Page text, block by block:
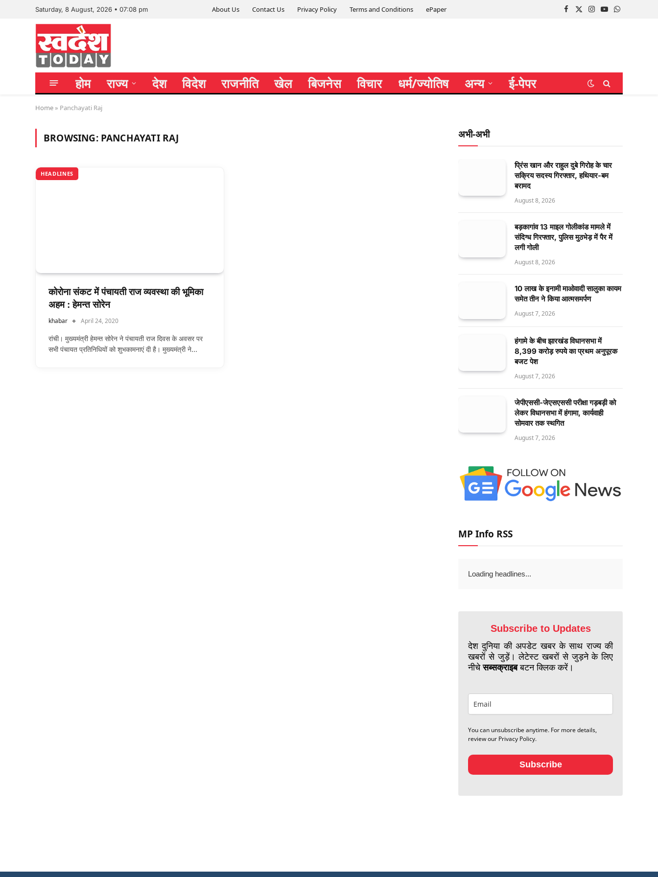
Saturday, 8 August, 2026 • 07:08 pm About Us Contact Us Privacy Policy Terms and Conditions ePaper
Facebook
X
Instagram
YouTubeWhatsApp
होम राज्य देश विदेश राजनीति खेल बिजनेस विचार धर्म/ज्योतिष अन्य ई-पेपर
Home » Panchayati Raj
BROWSING: PANCHAYATI RAJ
HEADLINES
कोरोना संकट में पंचायती राज व्यवस्था की भूमिका
अहम : हेमन्त सोरेन
khabar April 24, 2020
रांची। मुख्यमंत्री हेमन्त सोरेन ने पंचायती राज दिवस के अवसर पर
सभी पंचायत प्रतिनिधियों को शुभकामनाएं दी है। मुख्यमंत्री ने…
अभी-अभी
प्रिंस खान और राहुल दुबे गिरोह के चार
सक्रिय सदस्य गिरफ्तार, हथियार-बम
बरामद
August 8, 2026
बड़कागांव 13 माइल गोलीकांड मामले में
संदिग्ध गिरफ्तार, पुलिस मुठभेड़ में पैर में
लगी गोली
August 8, 2026
10 लाख के इनामी माओवादी सालुका कायम
समेत तीन ने किया आत्मसमर्पण
August 7, 2026
हंगामे के बीच झारखंड विधानसभा में
8,399 करोड़ रुपये का प्रथम अनुपूरक
बजट पेश
August 7, 2026
जेपीएससी-जेएसएससी परीक्षा गड़बड़ी को
लेकर विधानसभा में हंगामा, कार्यवाही
सोमवार तक स्थगित
August 7, 2026
MP Info RSS
Loading headlines...
Subscribe to Updates
देश दुनिया की अपडेट खबर के साथ राज्य की
खबरों से जुड़ें। लेटेस्ट खबरों से जुड़ने के लिए
नीचेसब्सक्राइबबटन क्लिक करें।
You can unsubscribe anytime. For more details,
review our Privacy Policy.
Subscribe